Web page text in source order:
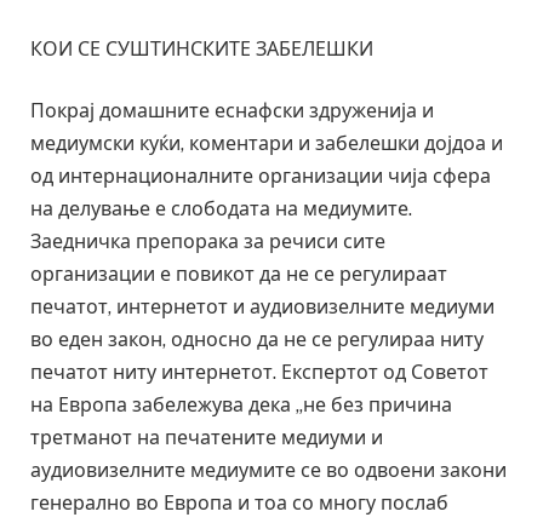
КОИ СЕ СУШТИНСКИТЕ ЗАБЕЛЕШКИ
Покрај домашните еснафски здруженија и
медиумски куќи, коментари и забелешки дојдоа и
од интернационалните организации чија сфера
на делување е слободата на медиумите.
Заедничка препорака за речиси сите
организации е повикот да не се регулираат
печатот, интернетот и аудиовизелните медиуми
во еден закон, односно да не се регулираа ниту
печатот ниту интернетот. Експертот од Советот
на Европа забележува дека „не без причина
третманот на печатените медиуми и
аудиовизелните медиумите се во одвоени закони
генерално во Европа и тоа со многу послаб